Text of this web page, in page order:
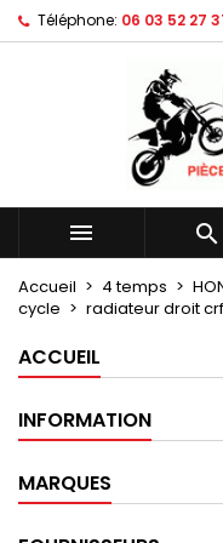
Téléphone: 06 03 52 27
 
Accueil 4 temps
cycle
radiateur droit
ACCUEIL
INFORMATION
MARQUES
Mes listes
Créer une
Créer une
Nom de la liste
Annuler
Connexion
Vous devez être
à votre liste